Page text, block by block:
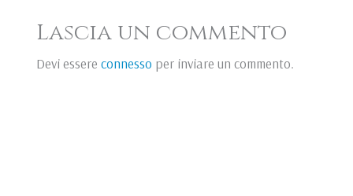
Lascia un commento
Devi essere connesso per inviare un commento.